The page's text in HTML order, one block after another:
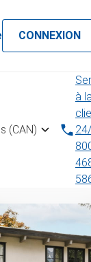
CONNEXION
(CAN)
à